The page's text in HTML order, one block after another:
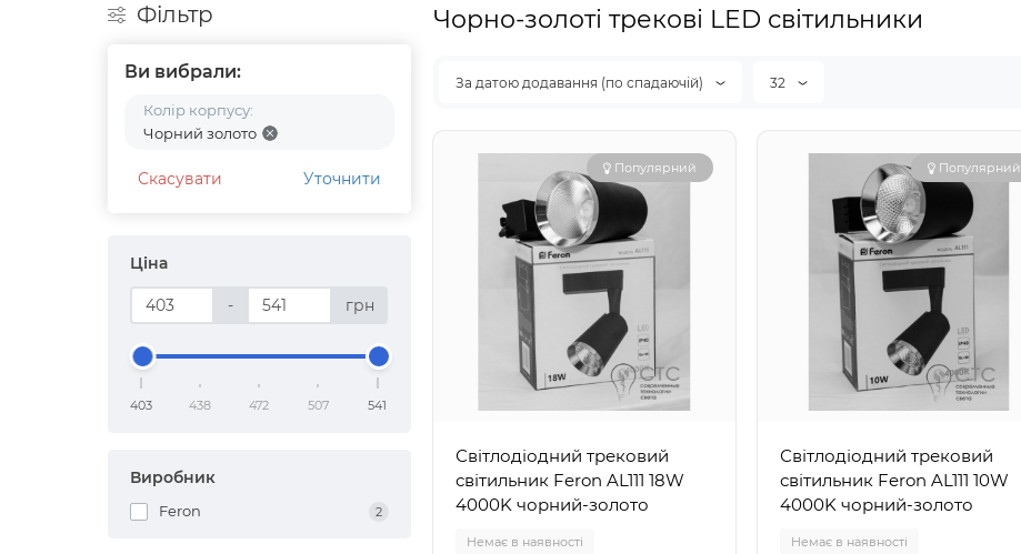
Фільтр
Ви вибрали:
Колір корпусу:
Чорний золото
Скасувати Уточнити
Ціна
- грн
403 438 472 507 541
Виробник
Feron 2
Чорно-золоті трекові LED світильники
За датою додавання (по спадаючій) 32
Популярний
Світлодіодний трековий
світильник Feron AL111 18W
4000K чорний-золото
Немає в наявності
Популярний
Світлодіодний трековий
світильник Feron AL111 10W
4000K чорний-золото
Немає в наявності